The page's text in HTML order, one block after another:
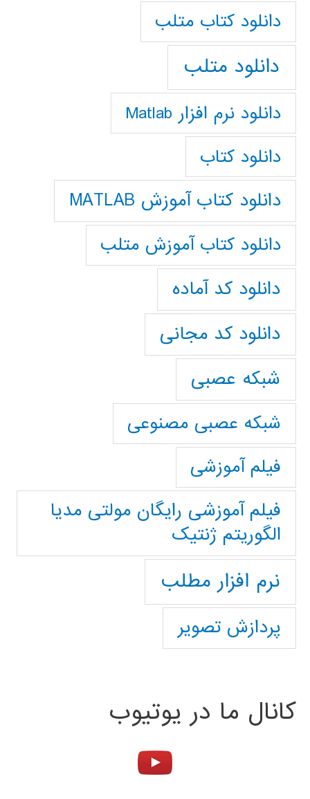
دانلود كتاب متلب
دانلود متلب
دانلود نرم افزار Matlab
دانلود کتاب
دانلود کتاب آموزش MATLAB
دانلود کتاب آموزش متلب
دانلود کد آماده
دانلود کد مجانی
شبکه عصبی
شبکه عصبی مصنوعی
فیلم آموزشی
فیلم آموزشی رایگان مولتی مدیا
الگوریتم ژنتیک
نرم افزار مطلب
پردازش تصویر
کانال ما در یوتیوب